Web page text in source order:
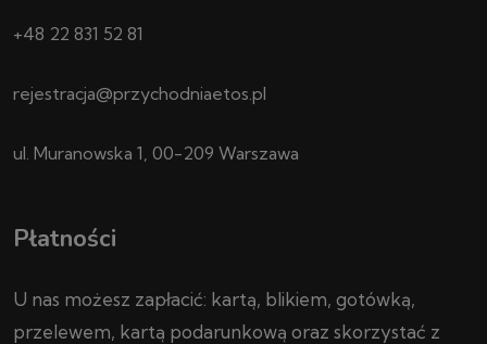
+48 22 831 52 81
rejestracja@przychodniaetos.pl
ul. Muranowska 1, 00-209 Warszawa
Płatności
U nas możesz zapłacić: kartą, blikiem, gotówką,
przelewem, kartą podarunkową oraz skorzystać z